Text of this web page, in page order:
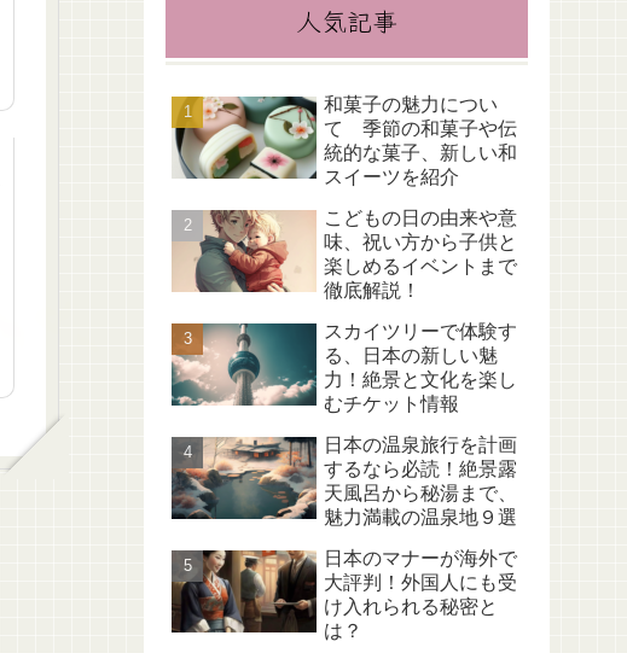
人気記事
和菓子の魅力につい
て 季節の和菓子や伝
統的な菓子、新しい和
スイーツを紹介
こどもの日の由来や意
味、祝い方から子供と
楽しめるイベントまで
徹底解説！
スカイツリーで体験す
る、日本の新しい魅
力！絶景と文化を楽し
むチケット情報
日本の温泉旅行を計画
するなら必読！絶景露
天風呂から秘湯まで、
魅力満載の温泉地９選
日本のマナーが海外で
大評判！外国人にも受
け入れられる秘密と
は？